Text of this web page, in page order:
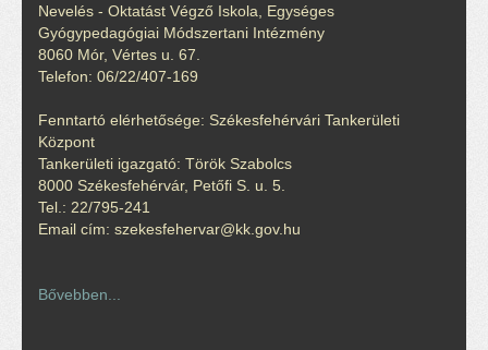
Nevelés - Oktatást Végző Iskola, Egységes
Gyógypedagógiai Módszertani Intézmény
8060 Mór, Vértes u. 67.
Telefon: 06/22/407-169
Fenntartó elérhetősége: Székesfehérvári Tankerületi
Központ
Tankerületi igazgató: Török Szabolcs
8000 Székesfehérvár, Petőfi S. u. 5.
Tel.: 22/795-241
Email cím: szekesfehervar@kk.gov.hu
Bővebben...